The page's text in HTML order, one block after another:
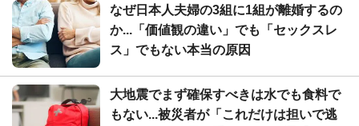
なぜ日本人夫婦の3組に1組が離婚するの
か...「価値観の違い」でも「セックスレ
ス」でもない本当の原因
大地震でまず確保すべきは水でも食料で
もない...被災者が「これだけは担いで逃